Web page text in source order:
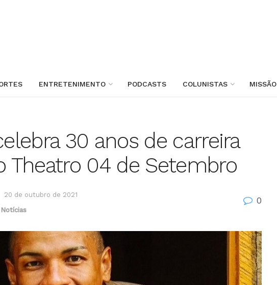
ENTRETENIMENTO PODCASTS COLUNISTAS MISSÃO
30 anos de carreira
Theatro 04 de Setembro
20 de outubro de 2021
Notícias
0